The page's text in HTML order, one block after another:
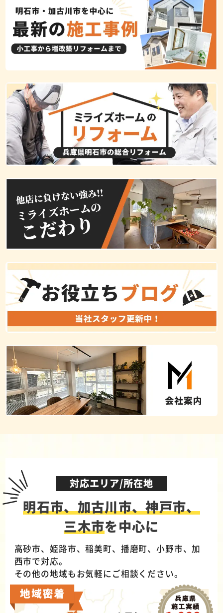
対応エリア/所在地
明石市、加古川市、神戸市、
三木市を中心に
高砂市、姫路市、稲美町、播磨町、小野市、加
西市で対応。
その他の地域もお気軽にご相談ください。